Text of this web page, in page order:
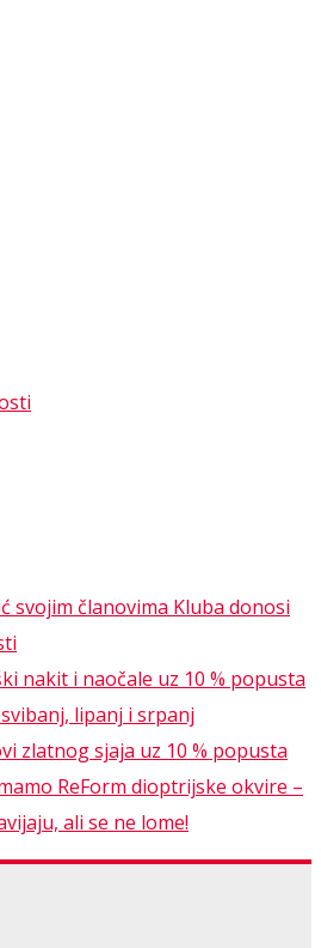
svojim članovima Kluba donosi
nakit i naočale uz 10 % popusta
lipanj i srpanj
zlatnog sjaja uz 10 % popusta
ReForm dioptrijske okvire –
ali se ne lome!